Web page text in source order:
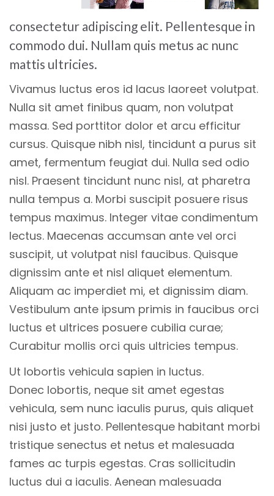
consectetur adipiscing elit. Pellentesque in
commodo dui. Nullam quis metus ac nunc
mattis ultricies.
Vivamus luctus eros id lacus laoreet volutpat.
Nulla sit amet finibus quam, non volutpat
massa. Sed porttitor dolor et arcu efficitur
cursus. Quisque nibh nisl, tincidunt a purus sit
amet, fermentum feugiat dui. Nulla sed odio
nisl. Praesent tincidunt nunc nisl, at pharetra
nulla tempus a. Morbi suscipit posuere risus
tempus maximus. Integer vitae condimentum
lectus. Maecenas accumsan ante vel orci
suscipit, ut volutpat nisl faucibus. Quisque
dignissim ante et nisl aliquet elementum.
Aliquam ac imperdiet mi, et dignissim diam.
Vestibulum ante ipsum primis in faucibus orci
luctus et ultrices posuere cubilia curae;
Curabitur mollis orci quis ultricies tempus.
Ut lobortis vehicula sapien in luctus.
Donec lobortis, neque sit amet egestas
vehicula, sem nunc iaculis purus, quis aliquet
nisi justo et justo. Pellentesque habitant morbi
tristique senectus et netus et malesuada
fames ac turpis egestas. Cras sollicitudin
luctus dui a iaculis. Aenean malesuada